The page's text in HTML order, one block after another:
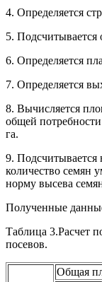
4. Определяется
5. Подсчитывается
6. Определяется
7. Определяется
8. Вычисляется
общей
га.
9. Подсчитывается
количество семян
норму высева
Полученные
Таблица 3.Расчет
посевов.
Общая